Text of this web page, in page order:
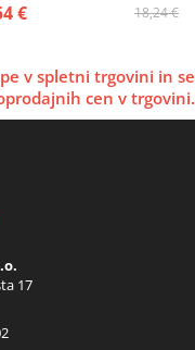
18,24 €
€
v spletni trgovini in se
cen v trgovini.
17